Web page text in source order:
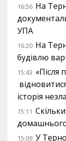
16:56 На
УПА
16:20 На
будівлю
15:43 «Після
історія
15:11
домашнього
15:09 У